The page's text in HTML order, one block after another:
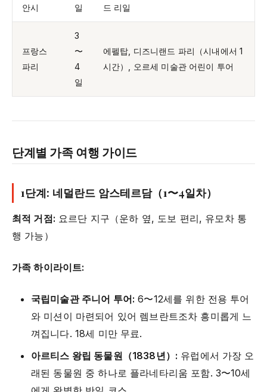
안시
일
드 리일
프랑스
파리
3
〜
4
일
에펠탑, 디즈니랜드 파리（시내에서 1
시간）, 오르세 미술관 어린이 투어
단계별 가족 여행 가이드
1단계: 네덜란드 암스테르담（1〜4일차）
최적 거점: 요르단 지구（운하 옆, 도보 편리, 유모차 통
행 가능）
가족 하이라이트:
국립미술관 주니어 투어: 6〜12세를 위한 전용 투어
와 미션이 마련되어 있어 렘브란트조차 흥미롭게 느
껴집니다. 18세 미만 무료.
아르티스 왕립 동물원（1838년）: 유럽에서 가장 오
래된 동물원 중 하나로 플라네타리움 포함. 3〜10세